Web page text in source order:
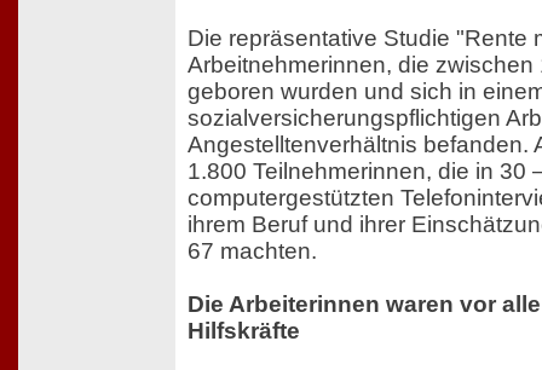
Die repräsentative Studie "Rente
Arbeitnehmerinnen, die
geboren wurden und sich in
sozialversicherungspflichtigen
Angestelltenverhältnis befanden.
1.800 Teilnehmerinnen, die in 30
computergestützten
ihrem Beruf und ihrer
67 machten.
Die Arbeiterinnen waren vor
Hilfskräfte